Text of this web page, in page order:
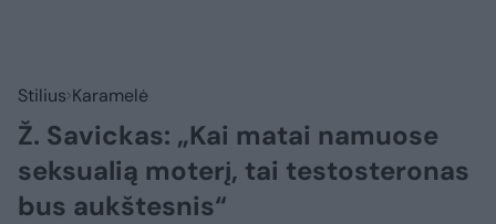
Stilius Karamelė
Ž. Savickas: „Kai matai namuose
seksualią moterį, tai testosteronas
bus aukštesnis“